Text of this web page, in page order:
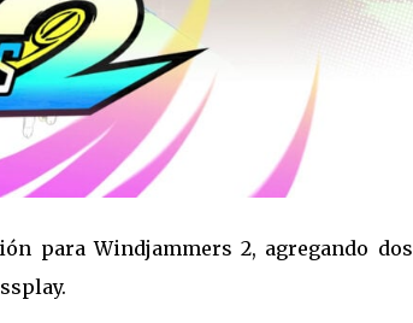
para Windjammers 2, agregando dos